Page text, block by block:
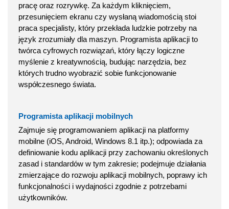
pracę oraz rozrywkę. Za każdym kliknięciem,
przesunięciem ekranu czy wysłaną wiadomością stoi
praca specjalisty, który przekłada ludzkie potrzeby na
język zrozumiały dla maszyn. Programista aplikacji to
twórca cyfrowych rozwiązań, który łączy logiczne
myślenie z kreatywnością, budując narzędzia, bez
których trudno wyobrazić sobie funkcjonowanie
współczesnego świata.
Programista aplikacji mobilnych
Zajmuje się programowaniem aplikacji na platformy
mobilne (iOS, Android, Windows 8.1 itp.); odpowiada za
definiowanie kodu aplikacji przy zachowaniu określonych
zasad i standardów w tym zakresie; podejmuje działania
zmierzające do rozwoju aplikacji mobilnych, poprawy ich
funkcjonalności i wydajności zgodnie z potrzebami
użytkowników.